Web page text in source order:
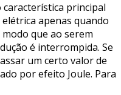
principal
apenas quando
que ao serem
é interrompida. Se
um certo valor de
por efeito Joule. Para